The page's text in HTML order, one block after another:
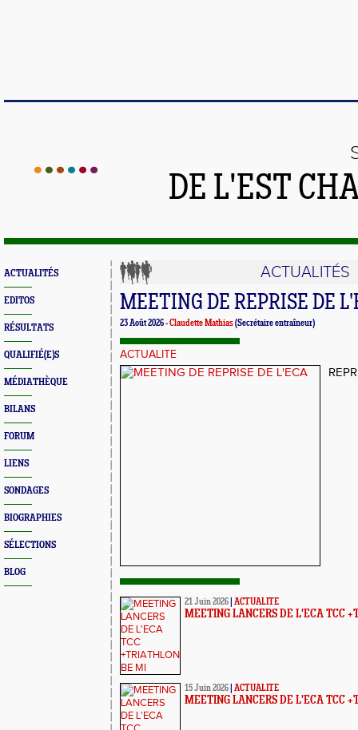
DE L'EST
ACTUALITÉS
EDITOS
RÉSULTATS
QUALIFIÉ(E)S
MÉDIATHÈQUE
BILANS
FORUM
LIENS
SONDAGES
BIOGRAPHIES
SÉLECTIONS
BLOG
ACTUALITÉS
MEETING DE REPRISE DE
23 Août 2026 -Claudette Mathias(Secrétaire entraîneur)
ACTUALITE
21 Juin 2026 ACTUALITE
MEETING LANCERS DE L'ECA TCC
15 Juin 2026 ACTUALITE
MEETING LANCERS DE L'ECA TCC